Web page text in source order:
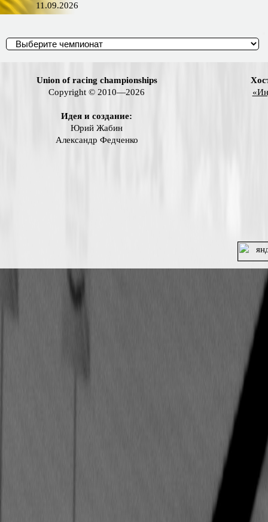
11.09.2026
Union of racing championships
Copyright © 2010—2026
Идея и создание:
Юрий Жабин
Александр Федченко